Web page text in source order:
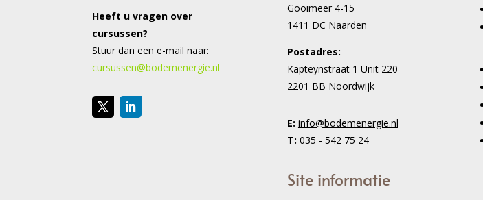
Heeft u vragen over
cursussen?
Stuur dan een e-mail naar:
cursussen@bodemenergie.nl
Gooimeer 4-15
1411 DC Naarden
Postadres:
Kapteynstraat 1 Unit 220
2201 BB Noordwijk
E: info@bodemenergie.nl
T: 035 - 542 75 24
Site informatie